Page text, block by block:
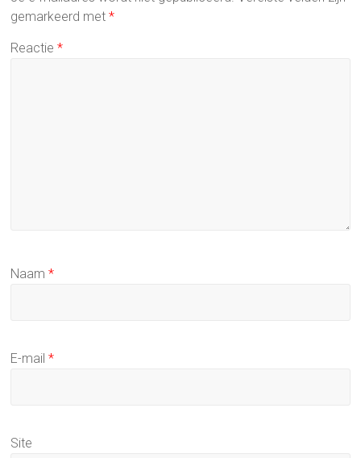
gemarkeerd met*
Reactie*
Naam*
E-mail*
Site